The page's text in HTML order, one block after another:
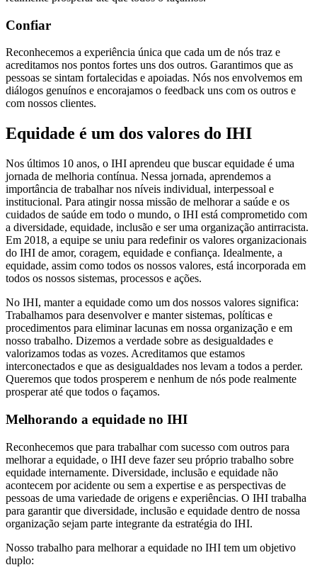
Confiar
Reconhecemos a experiência única que cada um de nós traz e
acreditamos nos pontos fortes uns dos outros. Garantimos que as
pessoas se sintam fortalecidas e apoiadas. Nós nos envolvemos em
diálogos genuínos e encorajamos o feedback uns com os outros e
com nossos clientes.
Equidade é um dos valores do IHI
Nos últimos 10 anos, o IHI aprendeu que buscar equidade é uma
jornada de melhoria contínua. Nessa jornada, aprendemos a
importância de trabalhar nos níveis individual, interpessoal e
institucional. Para atingir nossa missão de melhorar a saúde e os
cuidados de saúde em todo o mundo, o IHI está comprometido com
a diversidade, equidade, inclusão e ser uma organização antirracista.
Em 2018, a equipe se uniu para redefinir os valores organizacionais
do IHI de amor, coragem, equidade e confiança. Idealmente, a
equidade, assim como todos os nossos valores, está incorporada em
todos os nossos sistemas, processos e ações.
No IHI, manter a equidade como um dos nossos valores significa:
Trabalhamos para desenvolver e manter sistemas, políticas e
procedimentos para eliminar lacunas em nossa organização e em
nosso trabalho. Dizemos a verdade sobre as desigualdades e
valorizamos todas as vozes. Acreditamos que estamos
interconectados e que as desigualdades nos levam a todos a perder.
Queremos que todos prosperem e nenhum de nós pode realmente
prosperar até que todos o façamos.
Melhorando a equidade no IHI
Reconhecemos que para trabalhar com sucesso com outros para
melhorar a equidade, o IHI deve fazer seu próprio trabalho sobre
equidade internamente. Diversidade, inclusão e equidade não
acontecem por acidente ou sem a expertise e as perspectivas de
pessoas de uma variedade de origens e experiências. O IHI trabalha
para garantir que diversidade, inclusão e equidade dentro de nossa
organização sejam parte integrante da estratégia do IHI.
Nosso trabalho para melhorar a equidade no IHI tem um objetivo
duplo: